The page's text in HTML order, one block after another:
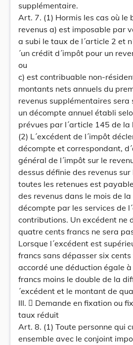
supplémentaire.
Art. 7. (1) Hormis les cas où le
revenus a) est imposable par
a subi le taux de l´article 2 et
´un crédit d´impôt pour un
ou
c) est contribuable non-
montants nets annuels du
revenus supplémentaires sera
un décompte annuel établi
prévues par l´article 145 de la
(2) L´excédent de l´impôt
décompte et correspondant,
général de l´impôt sur le
dessus définie des revenus sur
toutes les retenues est
des revenus dans le mois de
décompte par les services de
contributions. Un excédent ne
quatre cents francs ne sera
Lorsque l´excédent est
francs sans dépasser six
accordé une déduction égale
francs moins le double de la
´excédent et le montant de
III.  Demande en fixation ou
taux réduit
Art. 8. (1) Toute personne qui
ensemble avec le conjoint